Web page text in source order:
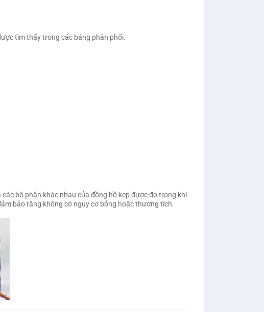
tìm thấy trong các bảng phân phối.
các bộ phận khác nhau của đồng hồ kẹp được đo trong khi
bảo rằng không có nguy cơ bỏng hoặc thương tích